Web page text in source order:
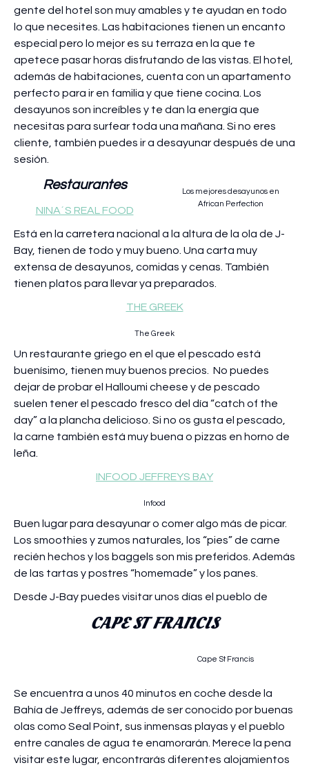
gente del hotel son muy amables y te ayudan en todo
lo que necesites. Las habitaciones tienen un encanto
especial pero lo mejor es su terraza en la que te
apetece pasar horas disfrutando de las vistas. El hotel,
además de habitaciones, cuenta con un apartamento
perfecto para ir en familia y que tiene cocina. Los
desayunos son increíbles y te dan la energía que
necesitas para surfear toda una mañana. Si no eres
cliente, también puedes ir a desayunar después de una
sesión.
Los mejores desayunos en
African Perfection
Restaurantes
NINA´S REAL FOOD
Está en la carretera nacional a la altura de la ola de J-
Bay, tienen de todo y muy bueno. Una carta muy
extensa de desayunos, comidas y cenas. También
tienen platos para llevar ya preparados.
THE GREEK
The Greek
Un restaurante griego en el que el pescado está
buenísimo, tienen muy buenos precios. No puedes
dejar de probar el Halloumi cheese y de pescado
suelen tener el pescado fresco del día “catch of the
day” a la plancha delicioso. Si no os gusta el pescado,
la carne también está muy buena o pizzas en horno de
leña.
INFOOD JEFFREYS BAY
Infood
Buen lugar para desayunar o comer algo más de picar.
Los smoothies y zumos naturales, los “pies” de carne
recién hechos y los baggels son mis preferidos. Además
de las tartas y postres “homemade” y los panes.
Desde J-Bay puedes visitar unos días el pueblo de
CAPE ST FRANCIS
Cape St Francis
Se encuentra a unos 40 minutos en coche desde la
Bahía de Jeffreys, además de ser conocido por buenas
olas como Seal Point, sus inmensas playas y el pueblo
entre canales de agua te enamorarán. Merece la pena
visitar este lugar, encontrarás diferentes alojamientos